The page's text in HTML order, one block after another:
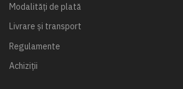
Modalități de plată
Livrare și transport
Regulamente
Achiziții